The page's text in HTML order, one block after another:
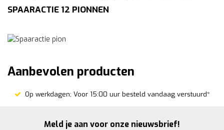
SPAARACTIE 12 PIONNEN
Aanbevolen producten
Op werkdagen; Voor 15:00 uur besteld vandaag verstuurd*
Meld je aan voor onze nieuwsbrief!